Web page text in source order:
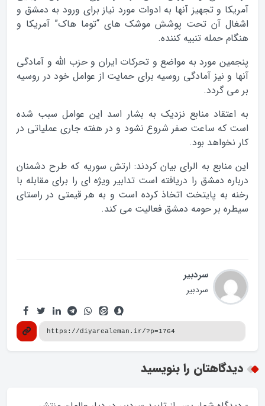
آمریکا و تجهیز آنها به ادوات مورد نیاز برای ورود به دمشق و
اشغال آن تحت پوشش موشک های “توما هاک” آمریکا و
هنگام حمله تنبیه کننده.
پنجمین مورد به مواضع و تحرکات ایران و حزب الله و آمادگی
آنها و نیز آمادگی روسیه برای حمایت از عوامل خود در روسیه
بر می گردد.
به اعتقاد منابع نزدیک به بشار اسد این عوامل سبب شده
است که ساعت صفر شروع نشود و در هفته جاری عملیاتی در
کار نخواهد بود.
این منابع به الرای بیان کردند: ارتش سوریه که طرح دشمنان
درباره دمشق را دریافته است تدابیر ویژه ای را برای مقابله با
رخنه به پایتخت اتخاذ کرده است و به هر قیمتی در راستای
سیطره بر حومه دمشق فعالیت می کند.
سردبیر
سردبیر
دیدگاهتان را بنویسید